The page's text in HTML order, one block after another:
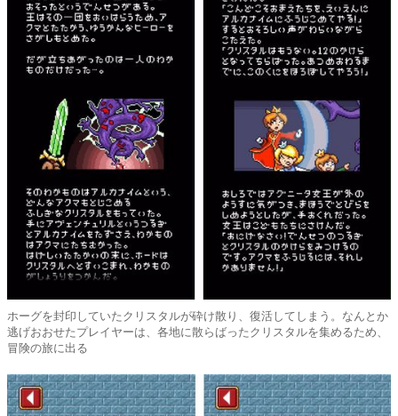
ホーグを封印していたクリスタルが砕け散り、復活してしまう。なんとか
逃げおおせたプレイヤーは、各地に散らばったクリスタルを集めるため、
冒険の旅に出る